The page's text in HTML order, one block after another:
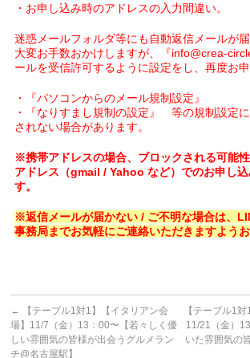
・お申し込み時のアドレスの入力間違い。
迷惑メールフォルダ等にも自動返信メールが届
大変お手数おかけしますが、『info@crea-
ールを受信許可するように設定をし、再度お申
・『パソコンからのメール規制設定』
・『なりすまし規制の設定』 等の規制設定
されない場合があります。
※携帯アドレスの場合、ブロックされる可能
アドレス（gmail / Yahoo など）でのお申し込
す。
※返信メールが届かない / ご不明な場合は、
事務局までお気軽にご連絡いただきますようお
←
【テーブル1対1】【イタリアン会
場】11/7（金）13：00〜【若々しく優
しい雰囲気の皆様が出会うグルメラン
チ@名古屋駅】
【テーブル1
11/21（金）
いた雰囲気の